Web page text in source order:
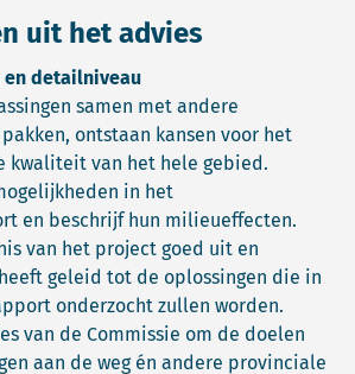
uit het advies
detailniveau
samen met andere
ontstaan kansen voor het
kwaliteit van het hele gebied.
in het
en beschrijf hun milieueffecten.
van het project goed uit en
geleid tot de oplossingen die in
onderzocht zullen worden.
van de Commissie om de doelen
aan de weg én andere provinciale